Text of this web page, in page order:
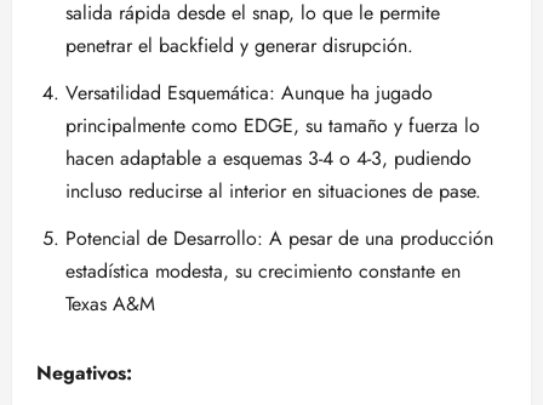
salida rápida desde el snap, lo que le permite
penetrar el backfield y generar disrupción.
Versatilidad Esquemática: Aunque ha jugado
principalmente como EDGE, su tamaño y fuerza lo
hacen adaptable a esquemas 3-4 o 4-3, pudiendo
incluso reducirse al interior en situaciones de pase.
Potencial de Desarrollo: A pesar de una producción
estadística modesta, su crecimiento constante en
Texas A&M
Negativos: